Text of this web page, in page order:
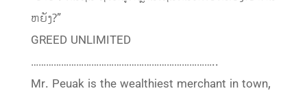
ຫຍັງ?”
GREED UNLIMITED
………………………………………………………………..
Mr. Peuak is the wealthiest merchant in town,